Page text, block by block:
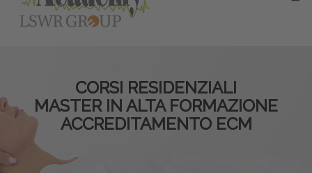
CORSI RESIDENZIALI
MASTER IN ALTA FORMAZIONE
ACCREDITAMENTO ECM